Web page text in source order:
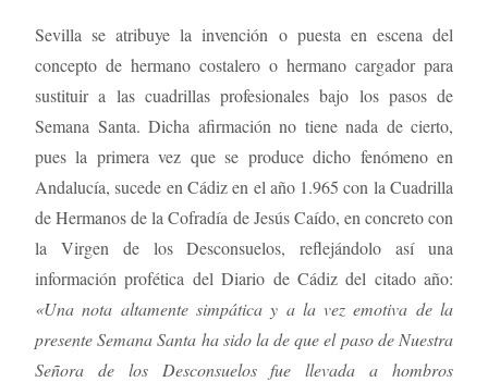
Sevilla se atribuye la invención o puesta en escena del
concepto de hermano costalero o hermano cargador para
sustituir a las cuadrillas profesionales bajo los pasos de
Semana Santa. Dicha afirmación no tiene nada de cierto,
pues la primera vez que se produce dicho fenómeno en
Andalucía, sucede en Cádiz en el año 1.965 con la Cuadrilla
de Hermanos de la Cofradía de Jesús Caído, en concreto con
la Virgen de los Desconsuelos, reflejándolo así una
información profética del Diario de Cádiz del citado año:
«Una nota altamente simpática y a la vez emotiva de la
presente Semana Santa ha sido la de que el paso de Nuestra
Señora de los Desconsuelos fue llevada a hombros